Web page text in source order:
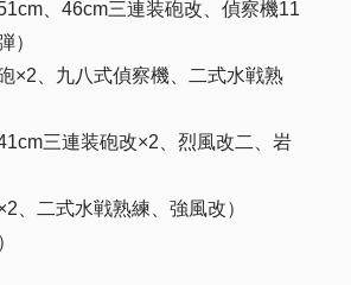
、46cm三連装砲改、偵察機11
）
×2、九八式偵察機、二式水戦熟
三連装砲改×2、烈風改二、岩
、二式水戦熟練、強風改）